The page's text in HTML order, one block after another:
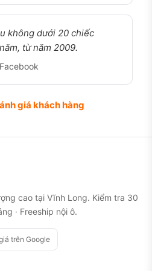
cùng ống tele 2x là hai thứ
không có.
cần pin trâu dùng cả
hình mượt 120Hz và các
những thứ đời 12 Pro
khen iPhone 12
chụp đêm tốt.
Cảm biến LiDAR giúp
không dưới 20 chiếc
từ năm 2009.
Facebook
giá khách hàng
cao tại Vĩnh Long. Kiểm tra 30
· Freeship nội ô.
trên Google